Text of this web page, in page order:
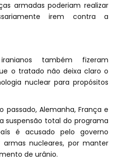
armadas poderiam realizar
irem contra a
também fizeram
o tratado não deixa claro o
nuclear para propósitos
passado, Alemanha, França e
suspensão total do programa
é acusado pelo governo
nucleares, por manter
de urânio.